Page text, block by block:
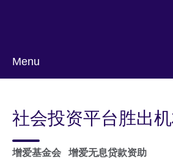
Menu
language
社会投资平台胜出
增爱基金会 增爱无息贷款资助